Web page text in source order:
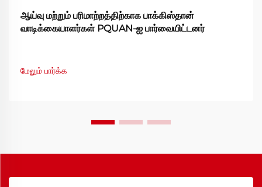
ஆய்வு மற்றும் பரிமாற்றத்திற்காக பாக்கிஸ்தான்
வாடிக்கையாளர்கள் PQUAN-ஐ பார்வையிட்டனர்
மேலும் பார்க்க